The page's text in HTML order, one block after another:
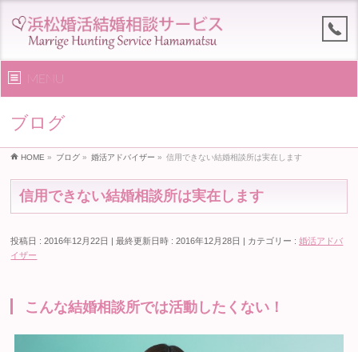
MENU
ブログ
HOME » ブログ » 婚活アドバイザー » 信用できない結婚相談所は実在します
信用できない結婚相談所は実在します
投稿日 : 2016年12月22日 最終更新日時 : 2016年12月28日 カテゴリー : 婚活アドバ
イザー
こんな結婚相談所では活動したくない！